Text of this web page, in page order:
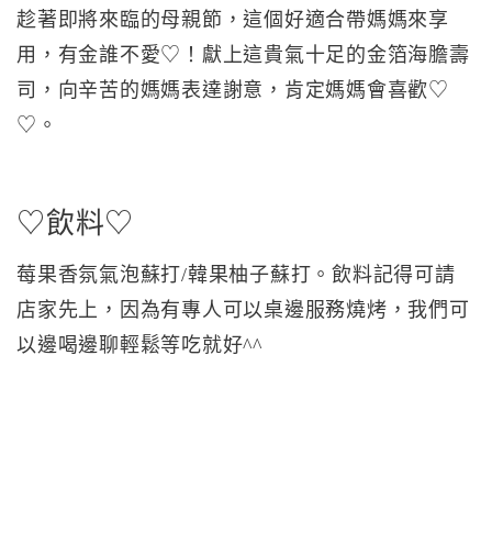
趁著即將來臨的母親節，這個好適合帶媽媽來享
用，有金誰不愛♡！獻上這貴氣十足的金箔海膽壽
司，向辛苦的媽媽表達謝意，肯定媽媽會喜歡♡
♡。
♡飲料♡
莓果香氛氣泡蘇打/韓果柚子蘇打。飲料記得可請
店家先上，因為有專人可以桌邊服務燒烤，我們可
以邊喝邊聊輕鬆等吃就好^^